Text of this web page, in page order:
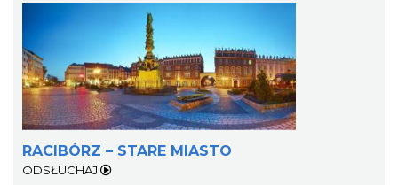
RACIBÓRZ – STARE MIASTO
ODSŁUCHAJ